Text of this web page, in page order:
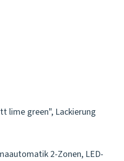
lime green", Lackierung
2-Zonen, LED-